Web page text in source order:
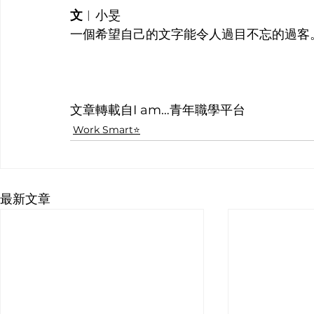
文 ︱ 小旻
一個希望自己的文字能令人過目不忘的過客
文章轉載自I am…青年職學平台
Work Smart⭐️
最新文章